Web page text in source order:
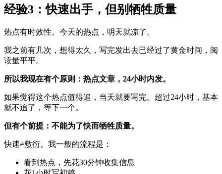
经验3：快速出手，但别牺牲质量
热点有时效性。今天的热点，明天就凉了。
我之前有几次，想得太久，写完发出去已经过了黄金时间，阅
读量平平。
所以我现在有个原则：热点文章，24小时内发。
如果觉得这个热点值得追，当天就要写完。超过24小时，基本
就不追了，等下一个。
但有个前提：不能为了快而牺牲质量。
快速≠敷衍。我一般的流程是：
看到热点，先花30分钟收集信息